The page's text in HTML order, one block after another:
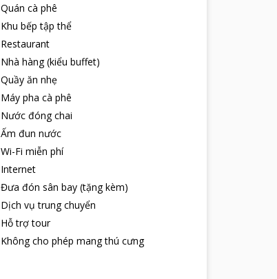
Quán cà phê
Khu bếp tập thể
Restaurant
Nhà hàng (kiểu buffet)
Quầy ăn nhẹ
Máy pha cà phê
Nước đóng chai
Ấm đun nước
Wi-Fi miễn phí
Internet
Đưa đón sân bay (tặng kèm)
Dịch vụ trung chuyển
Hỗ trợ tour
Không cho phép mang thú cưng